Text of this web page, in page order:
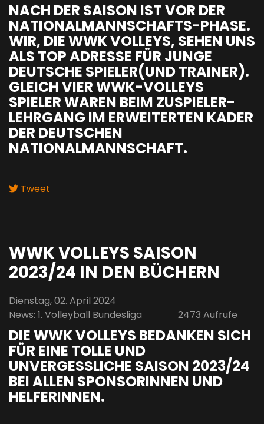
NACH DER SAISON IST VOR DER
NATIONALMANNSCHAFTS-PHASE.
WIR, DIE WWK VOLLEYS, SEHEN UNS
ALS TOP ADRESSE FÜR JUNGE
DEUTSCHE SPIELER(UND TRAINER).
GLEICH VIER WWK-VOLLEYS
SPIELER WAREN BEIM ZUSPIELER-
LEHRGANG IM ERWEITERTEN KADER
DER DEUTSCHEN
NATIONALMANNSCHAFT.
Tweet
WWK VOLLEYS SAISON
2023/24 IN DEN BÜCHERN
Dienstag, 02. April 2024
News: 1. Volleyball Bundesliga
2473 Aufrufe
DIE WWK VOLLEYS BEDANKEN SICH
FÜR EINE TOLLE UND
UNVERGESSLICHE SAISON 2023/24
BEI ALLEN SPONSORINNEN UND
HELFERINNEN.